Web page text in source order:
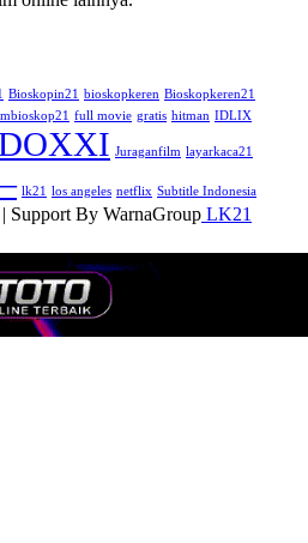
Bioskopin21 bioskopkeren Bioskopkeren21
full movie gratis hitman IDLIX
Juraganfilm layarkaca21
lk21 los angeles netflix Subtitle Indonesia
| Support By WarnaGroup LK21